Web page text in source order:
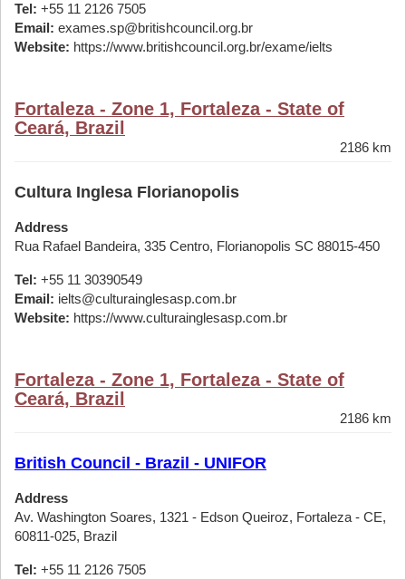
Tel: +55 11 2126 7505
Email: exames.sp@britishcouncil.org.br
Website: https://www.britishcouncil.org.br/exame/ielts
Fortaleza - Zone 1, Fortaleza - State of
Ceará, Brazil
2186 km
Cultura Inglesa Florianopolis
Address
Rua Rafael Bandeira, 335 Centro, Florianopolis SC 88015-450
Tel: +55 11 30390549
Email: ielts@culturainglesasp.com.br
Website: https://www.culturainglesasp.com.br
Fortaleza - Zone 1, Fortaleza - State of
Ceará, Brazil
2186 km
British Council - Brazil - UNIFOR
Address
Av. Washington Soares, 1321 - Edson Queiroz, Fortaleza - CE,
60811-025, Brazil
Tel: +55 11 2126 7505